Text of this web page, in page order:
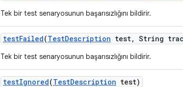
Tek bir test senaryosunun başarısızlığını bildirir.
testFailed(TestDescription test, String
Tek bir test senaryosunun başarısızlığını bildirir.
testIgnored(TestDescription test)